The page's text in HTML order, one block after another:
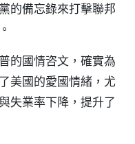
的備忘錄來打擊聯邦
的國情咨文，確實為
美國的愛國情緒，尤
失業率下降，提升了